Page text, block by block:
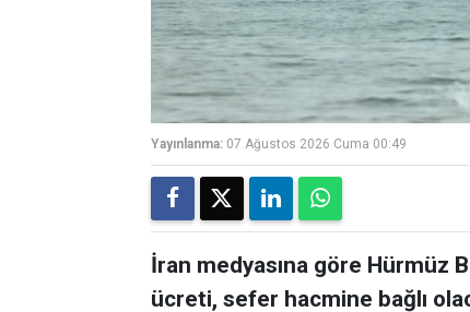
Yayınlanma: 07 Ağustos 2026 Cuma 00:49
İran medyasına göre Hürmüz
ücreti, sefer hacmine bağlı